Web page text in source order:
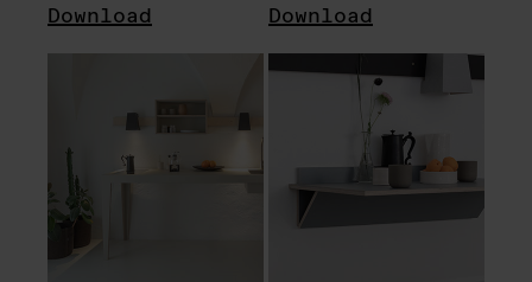
Download Download